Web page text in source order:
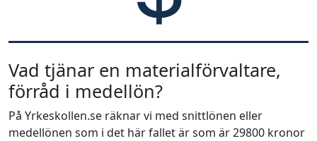
Vad tjänar en materialförvaltare,
förråd i medellön?
På Yrkeskollen.se räknar vi med snittlönen eller
medellönen som i det här fallet är som är 29800 kronor